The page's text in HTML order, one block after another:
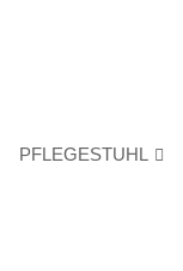
PFLEGESTUHL